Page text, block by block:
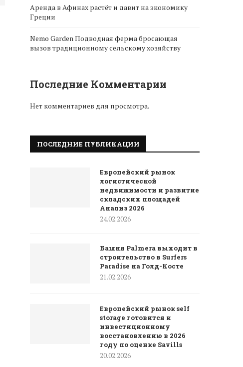
Аренда в Афинах растёт и давит на экономику
Греции
Nemo Garden Подводная ферма бросающая
вызов традиционному сельскому хозяйству
Последние Комментарии
Нет комментариев для просмотра.
ПОСЛЕДНИЕ ПУБЛИКАЦИИ
Европейский рынок
логистической
недвижимости и развитие
складских площадей
Анализ 2026
24.02.2026
Башня Palmera выходит в
строительство в Surfers
Paradise на Голд-Косте
21.02.2026
Европейский рынок self
storage готовится к
инвестиционному
восстановлению в 2026
году по оценке Savills
20.02.2026